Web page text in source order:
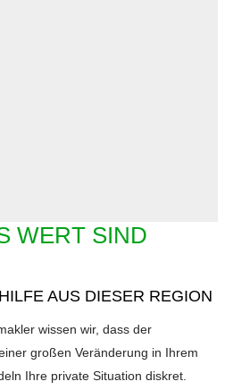
WERT SIND
AUS DIESER REGION
wissen wir, dass der
großen Veränderung in Ihrem
Ihre private Situation diskret.